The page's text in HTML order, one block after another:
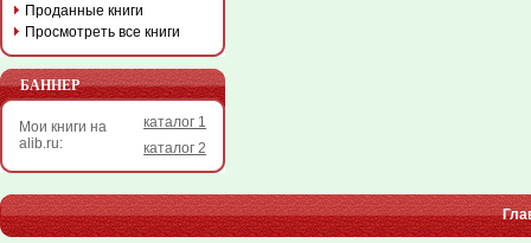
Проданные книги
Просмотреть все книги
БАННЕР
Мои книги на
alib.ru:
каталог 1
каталог 2